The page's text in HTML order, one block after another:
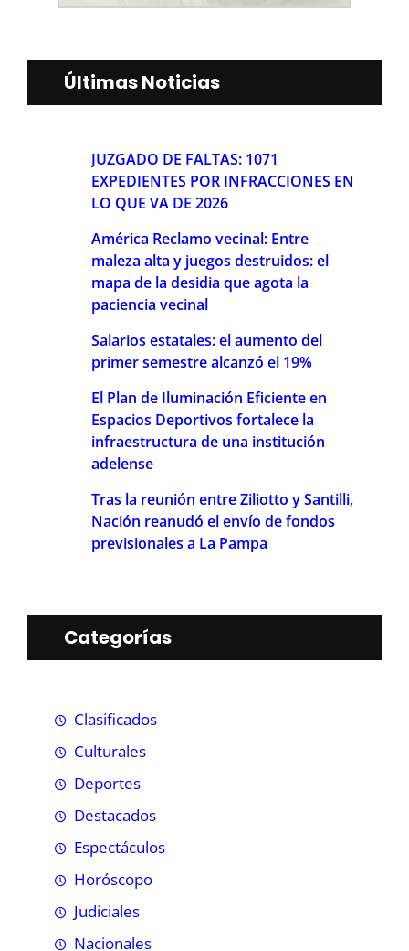
Últimas Noticias
JUZGADO DE FALTAS: 1071
EXPEDIENTES POR INFRACCIONES EN
LO QUE VA DE 2026
América Reclamo vecinal: Entre
maleza alta y juegos destruidos: el
mapa de la desidia que agota la
paciencia vecinal
Salarios estatales: el aumento del
primer semestre alcanzó el 19%
El Plan de Iluminación Eficiente en
Espacios Deportivos fortalece la
infraestructura de una institución
adelense
Tras la reunión entre Ziliotto y Santilli,
Nación reanudó el envío de fondos
previsionales a La Pampa
Categorías
Clasificados
Culturales
Deportes
Destacados
Espectáculos
Horóscopo
Judiciales
Nacionales